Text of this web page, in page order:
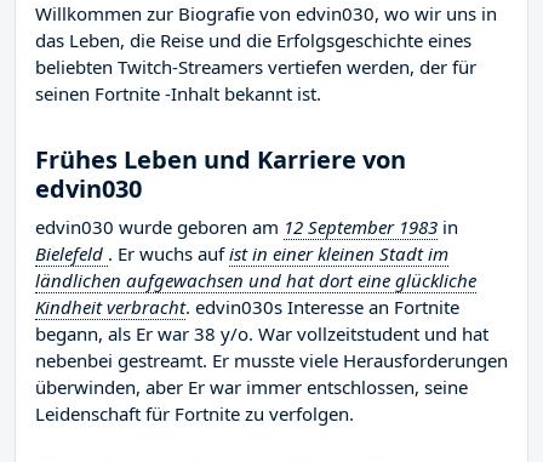
Willkommen zur Biografie von edvin030, wo wir uns in
das Leben, die Reise und die Erfolgsgeschichte eines
beliebten Twitch-Streamers vertiefen werden, der für
seinen Fortnite -Inhalt bekannt ist.
Frühes Leben und Karriere von
edvin030
edvin030 wurde geboren am 12 September 1983 in
Bielefeld . Er wuchs aufist in einer kleinen Stadt im
ländlichen aufgewachsen und hat dort eine glückliche
Kindheit verbracht. edvin030s Interesse an Fortnite
begann, als Er war 38 y/o. War vollzeitstudent und hat
nebenbei gestreamt. Er musste viele Herausforderungen
überwinden, aber Er war immer entschlossen, seine
Leidenschaft für Fortnite zu verfolgen.